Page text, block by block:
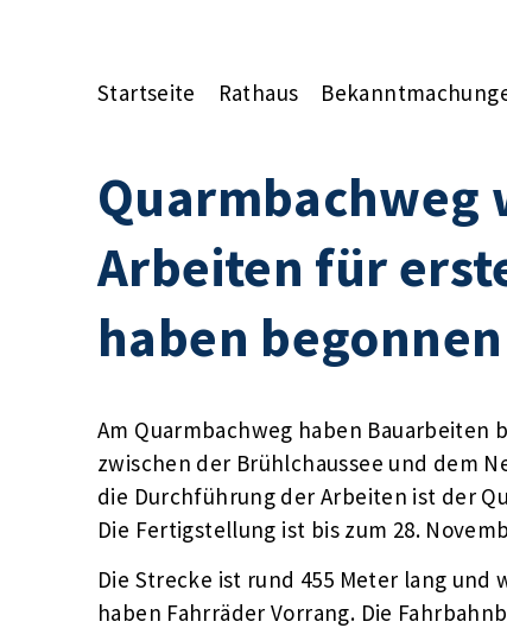
Startseite Rathaus
Arbeiten für
haben begonnen
Am Quarmbachweg haben
zwischen der Brühlchaussee und dem
die Durchführung der Arbeiten ist der
Die Fertigstellung ist bis zum 28.
Die Strecke ist rund 455 Meter lang
haben Fahrräder Vorrang. Die